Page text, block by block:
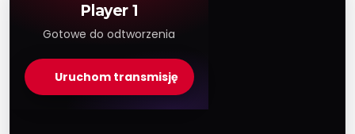
Player 1
Gotowe do odtworzenia
Uruchom transmisję